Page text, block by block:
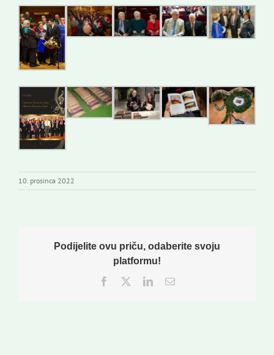
10. prosinca 2022
Podijelite ovu priču, odaberite svoju
platformu!
Facebook
TwitterLinkedInEmail: